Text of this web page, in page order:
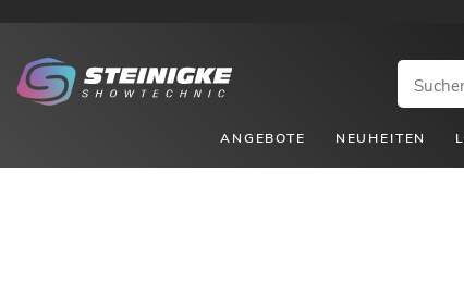
ANGEBOTE NEUHEITEN